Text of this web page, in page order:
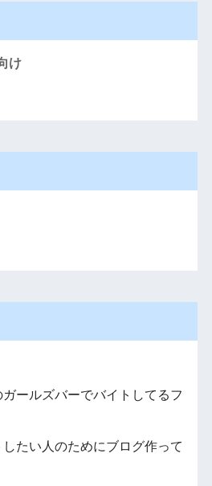
け
ールズバーでバイトしてるフ
たい人のためにブログ作って